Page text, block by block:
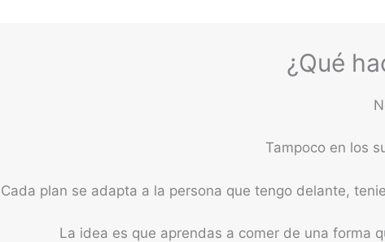
¿Qué
Tampoco en los
Cada plan se adapta a la persona que tengo delante,
La idea es que aprendas a comer de una forma